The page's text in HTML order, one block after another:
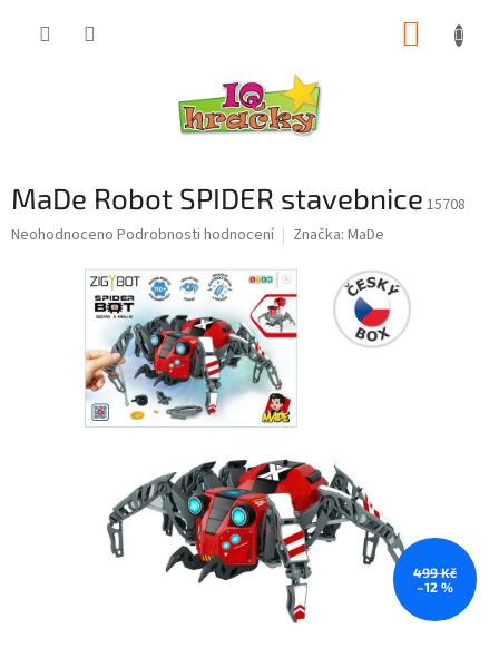
MaDe Robot SPIDER stavebnice 15708
Průměrné
Neohodnoceno Podrobnosti hodnocení Značka: MaDe
499 Kč
–12 %